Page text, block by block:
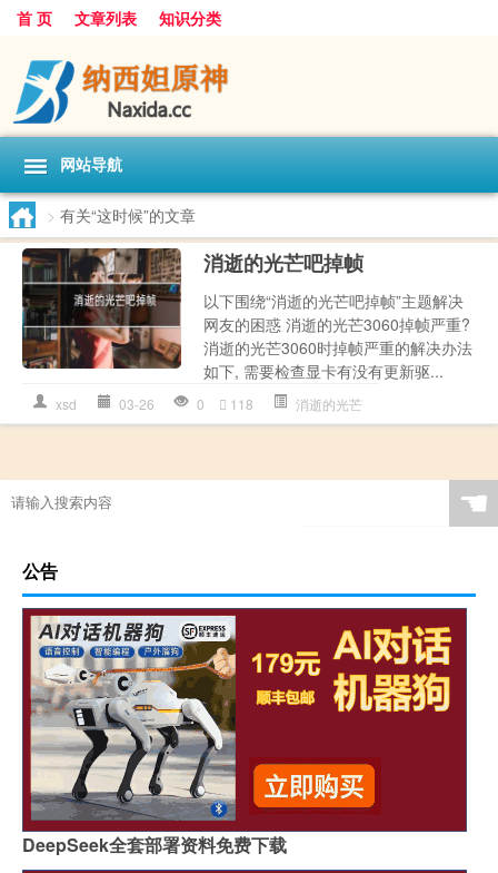
首 页 文章列表 知识分类
网站导航
> 有关“这时候”的文章
消逝的光芒吧掉帧
以下围绕“消逝的光芒吧掉帧”主题解决
网友的困惑 消逝的光芒3060掉帧严重?
消逝的光芒3060时掉帧严重的解决办法
如下, 需要检查显卡有没有更新驱...
xsd 03-26 0 118 消逝的光芒
☚
公告
DeepSeek全套部署资料免费下载